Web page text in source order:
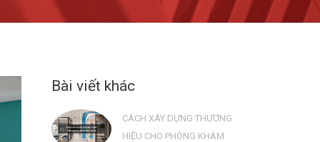
Bài viết khác
CÁCH XÂY DỰNG THƯƠNG
HIỆU CHO PHÒNG KHÁM